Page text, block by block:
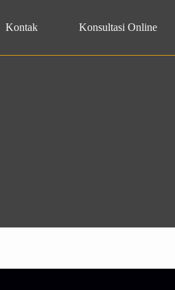
Kontak Konsultasi Online